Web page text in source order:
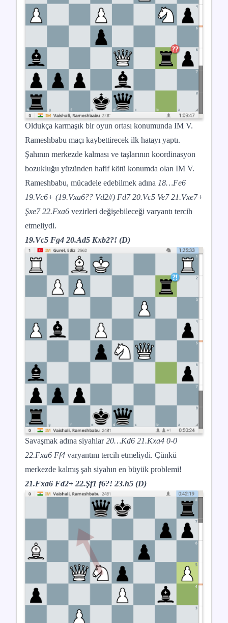
Oldukça karmaşık bir oyun ortası konumunda IM V.
Rameshbabu maçı kaybettirecek ilk hatayı yaptı.
Şahının merkezde kalması ve taşlarının koordinasyon
bozukluğu yüzünden hafif kötü konumda olan IM V.
Rameshbabu, mücadele edebilmek adına 18…Fe6
19.Vc6+ (19.Vxa6?? Vd2#) Fd7 20.Vc5 Ve7 21.Vxe7+
Şxe7 22.Fxa6 vezirleri değişebileceği varyantı tercih
etmeliydi.
19.Vc5 Fg4 20.Ad5 Kxb2?! (D)
Savaşmak adına siyahlar20…Kd6 21.Kxa4 0-0
22.Fxa6 Ff4 varyantını tercih etmeliydi. Çünkü
merkezde kalmış şah siyahın en büyük problemi!
21.Fxa6 Fd2+ 22.Şf1 f6?! 23.h5 (D)